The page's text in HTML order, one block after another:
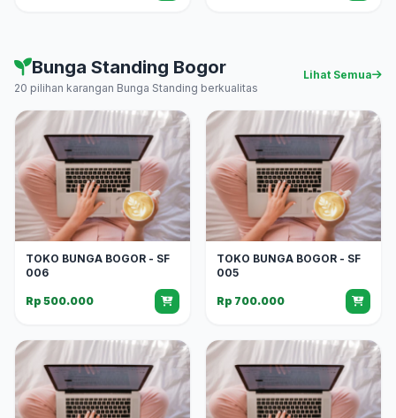
Bunga Standing Bogor
20 pilihan karangan Bunga Standing berkualitas
Lihat Semua
TOKO BUNGA BOGOR - SF
006
Rp 500.000
TOKO BUNGA BOGOR - SF
005
Rp 700.000